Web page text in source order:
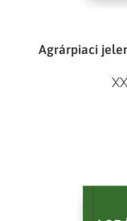
Agrárpiaci